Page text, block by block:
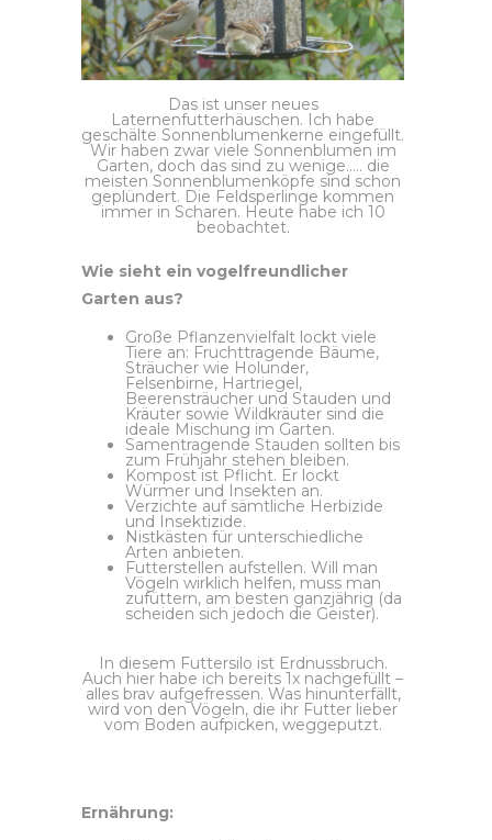
Das ist unser neues
Laternenfutterhäuschen. Ich habe
geschälte Sonnenblumenkerne eingefüllt.
Wir haben zwar viele Sonnenblumen im
Garten, doch das sind zu wenige….. die
meisten Sonnenblumenköpfe sind schon
geplündert. Die Feldsperlinge kommen
immer in Scharen. Heute habe ich 10
beobachtet.
Wie sieht ein vogelfreundlicher
Garten aus?
Große Pflanzenvielfalt lockt viele
Tiere an: Fruchttragende Bäume,
Sträucher wie Holunder,
Felsenbirne, Hartriegel,
Beerensträucher und Stauden und
Kräuter sowie Wildkräuter sind die
ideale Mischung im Garten.
Samentragende Stauden sollten bis
zum Frühjahr stehen bleiben.
Kompost ist Pflicht. Er lockt
Würmer und Insekten an.
Verzichte auf sämtliche Herbizide
und Insektizide.
Nistkästen für unterschiedliche
Arten anbieten.
Futterstellen aufstellen. Will man
Vögeln wirklich helfen, muss man
zufüttern, am besten ganzjährig (da
scheiden sich jedoch die Geister).
In diesem Futtersilo ist Erdnussbruch.
Auch hier habe ich bereits 1x nachgefüllt –
alles brav aufgefressen. Was hinunterfällt,
wird von den Vögeln, die ihr Futter lieber
vom Boden aufpicken, weggeputzt.
Ernährung: